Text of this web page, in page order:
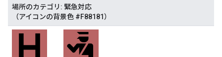
場所のカテゴリ: 緊急対応
（アイコンの背景色 #F88181）